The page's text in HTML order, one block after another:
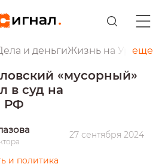
и деньгиЖизнь на Урале
еще
«мусорный»
в суд на
РФ
27 сентября 2024
и политика